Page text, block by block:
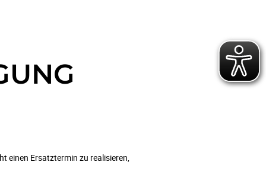
einen Ersatztermin zu realisieren,